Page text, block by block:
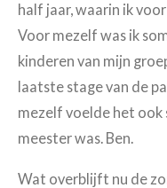
half jaar, waarin ik
Voor mezelf was ik
kinderen van mijn
laatste stage van de
mezelf voelde het ook
meester was. Ben.
Wat overblijft nu de